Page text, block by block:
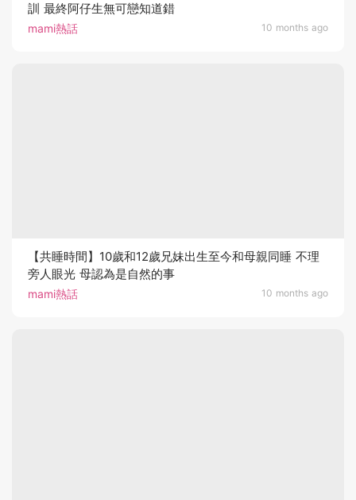
mami熱話 10 months ago
訓 最終阿仔生無可戀知道錯
mami熱話 10 months ago
【共睡時間】10歲和12歲兄妹出生至今和母親同睡 不理
旁人眼光 母認為是自然的事